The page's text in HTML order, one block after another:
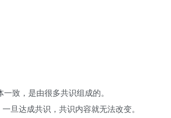
致，是由很多共识组成的。
一旦达成共识，共识内容就无法改变。